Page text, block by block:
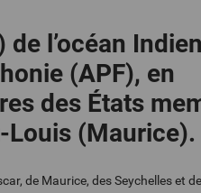
l’océan
(APF), en
des États
Louis (Maurice).
de Maurice, des Seychelles et